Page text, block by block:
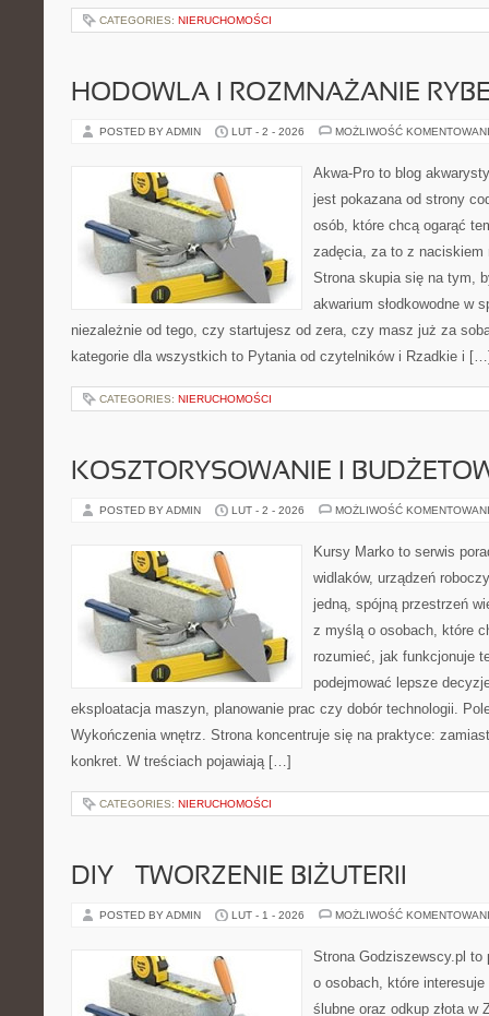
CATEGORIES: NIERUCHOMOŚCI
HODOWLA I ROZMNAŻANIE
POSTED BY ADMIN LUT - 2 - 2026 MOŻLIWOŚĆ
Akwa-Pro to blog
jest pokazana od strony
osób, które chcą ogarąć
zadęcia, za to z naciskiem
Strona skupia się na tym,
akwarium słodkowodne w
niezależnie od tego, czy startujesz od zera, czy masz już za
kategorie dla wszystkich to Pytania od czytelników i Rzadkie i
CATEGORIES: NIERUCHOMOŚCI
KOSZTORYSOWANIE I
POSTED BY ADMIN LUT - 2 - 2026 MOŻLIWOŚĆ
Kursy Marko to serwis
widlaków, urządzeń
jedną, spójną przestrzeń
z myślą o osobach, które
rozumieć, jak funkcjonuje
podejmować lepsze
eksploatacja maszyn, planowanie prac czy dobór technologii.
Wykończenia wnętrz. Strona koncentruje się na praktyce:
konkret. W treściach pojawiają […]
CATEGORIES: NIERUCHOMOŚCI
DIY – TWORZENIE BIŻUTERII
POSTED BY ADMIN LUT - 1 - 2026 MOŻLIWOŚĆ
Strona Godziszewscy.pl to
o osobach, które
ślubne oraz odkup złota w